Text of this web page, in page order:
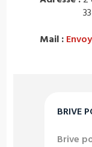
BRIVE
Brive
Mail :